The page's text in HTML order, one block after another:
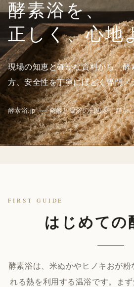
酵素浴を、
正しく、心地
現場の知恵と確かな資料から、酵
方、安全性を丁寧にほどく専門メ
酵素浴.jp ── 発酵と温浴の知恵を、静か
FIRST GUIDE
はじめての
酵素浴は、米ぬかやヒノキおが粉
れる熱を利用する温浴です。ま